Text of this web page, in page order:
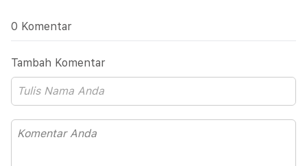
0 Komentar
Tambah Komentar